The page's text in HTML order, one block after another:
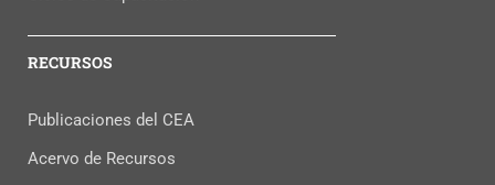
RECURSOS
Publicaciones del CEA
Acervo de Recursos